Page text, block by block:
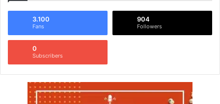
3.100
Fans
904
Followers
0
Subscribers